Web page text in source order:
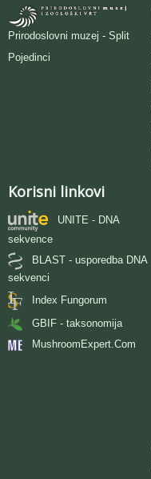
Prirodoslovni muzej - Split
Pojedinci
Korisni linkovi
UNITE - DNA
sekvence
BLAST - usporedba DNA
sekvenci
Index Fungorum
GBIF - taksonomija
MushroomExpert.Com